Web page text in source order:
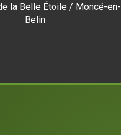
la Belle Étoile / Moncé-en-
Belin